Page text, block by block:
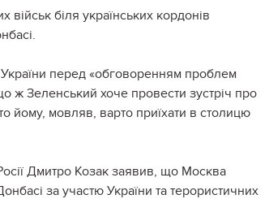
військ біля українських кордонів
перед «обговоренням проблем
ж Зеленський хоче провести зустріч про
йому, мовляв, варто приїхати в столицю
Дмитро Козак заявив, що Москва
за участю України та терористичних